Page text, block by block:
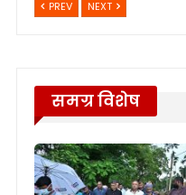
PREV NEXT
समग्र विशेष